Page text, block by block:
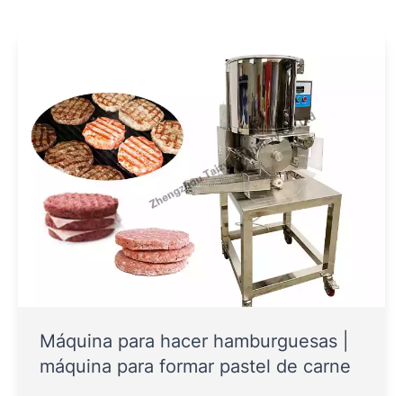
Máquina para hacer hamburguesas |
máquina para formar pastel de carne